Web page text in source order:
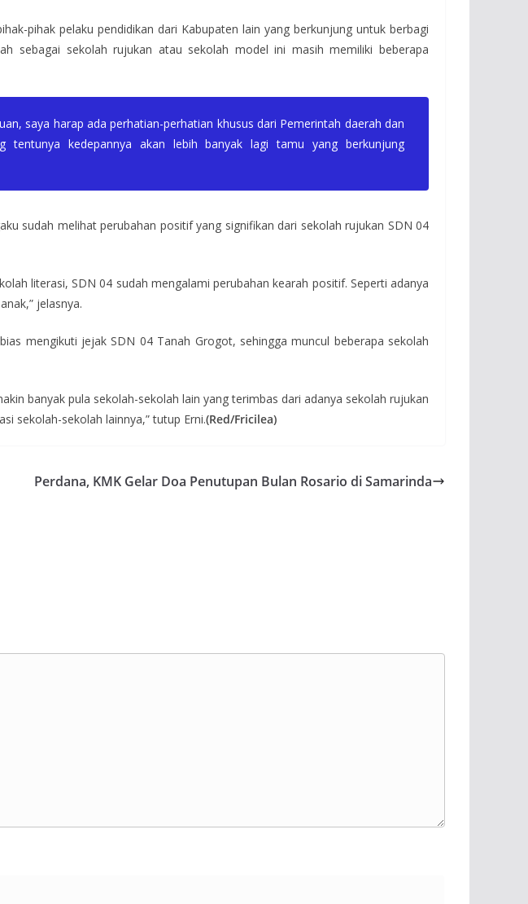
pihak pelaku pendidikan dari Kabupaten lain yang berkunjung untuk berbagi
sebagai sekolah rujukan atau sekolah model ini masih memiliki beberapa
saya harap ada perhatian-perhatian khusus dari Pemerintah daerah dan
kedepannya akan lebih banyak lagi tamu yang berkunjung
sudah melihat perubahan positif yang signifikan dari sekolah rujukan SDN 04
literasi, SDN 04 sudah mengalami perubahan kearah positif. Seperti adanya
jelasnya.
mengikuti jejak SDN 04 Tanah Grogot, sehingga muncul beberapa sekolah
banyak pula sekolah-sekolah lain yang terimbas dari adanya sekolah rujukan
sekolah-sekolah lainnya,” tutup Erni.(Red/Fricilea)
Perdana, KMK Gelar Doa Penutupan Bulan Rosario di Samarinda